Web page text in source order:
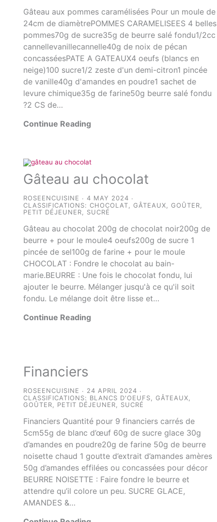
Gâteau aux pommes caramélisées Pour un moule de
24cm de diamètrePOMMES CARAMELISEES 4 belles
pommes70g de sucre35g de beurre salé fondu1/2cc
cannellevanillecannelle40g de noix de pécan
concasséesPATE A GATEAUX4 oeufs (blancs en
neige)100 sucre1/2 zeste d'un demi-citron1 pincée
de vanille40g d'amandes en poudre1 sachet de
levure chimique35g de farine50g beurre salé fondu
?2 CS de…
Continue Reading
Gâteau au chocolat
ROSEENCUISINE
4 MAY 2024
CLASSIFICATIONS:CHOCOLAT ,GÂTEAUX ,GOÛTER
PETIT DÉJEUNER
SUCRÉ
Gâteau au chocolat 200g de chocolat noir200g de
beurre + pour le moule4 oeufs200g de sucre 1
pincée de sel100g de farine + pour le moule
CHOCOLAT : Fondre le chocolat au bain-
marie.BEURRE : Une fois le chocolat fondu, lui
ajouter le beurre. Mélanger jusqu'à ce qu'il soit
fondu. Le mélange doit être lisse et…
Continue Reading
Financiers
ROSEENCUISINE
24 APRIL 2024
CLASSIFICATIONS: BLANCS D'OEUFS ,GÂTEAUX
GOÛTER
PETIT DÉJEUNER SUCRÉ
Financiers Quantité pour 9 financiers carrés de
5cm55g de blanc d’œuf 60g de sucre glace 30g
d’amandes en poudre20g de farine 50g de beurre
noisette chaud 1 goutte d’extrait d’amandes amères
50g d’amandes effilées ou concassées pour décor
BEURRE NOISETTE : Faire fondre le beurre et
attendre qu’il colore un peu. SUCRE GLACE,
AMANDES &…